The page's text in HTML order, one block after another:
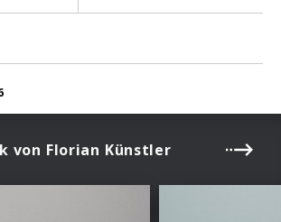
von Florian Künstler